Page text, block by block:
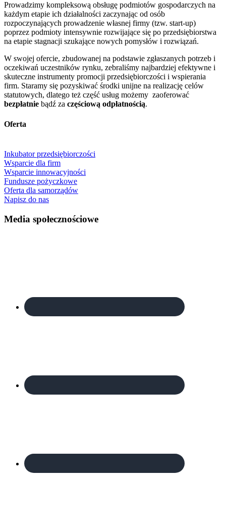
Prowadzimy kompleksową obsługę podmiotów gospodarczych na
każdym etapie ich działalności zaczynając od osób
rozpoczynających prowadzenie własnej firmy (tzw. start-up)
poprzez podmioty intensywnie rozwijające się po przedsiębiorstwa
na etapie stagnacji szukające nowych pomysłów i rozwiązań.
W swojej ofercie, zbudowanej na podstawie zgłaszanych potrzeb i
oczekiwań uczestników rynku, zebraliśmy najbardziej efektywne i
skuteczne instrumenty promocji przedsiębiorczości i wspierania
firm. Staramy się pozyskiwać środki unijne na realizację celów
statutowych, dlatego też część usług możemy zaoferować
bezpłatnie bądź za częściową odpłatnością.
Oferta
Inkubator przedsiębiorczości
Wsparcie dla firm
Wsparcie innowacyjności
Fundusze pożyczkowe
Oferta dla samorządów
Napisz do nas
Footer
Media społecznościowe